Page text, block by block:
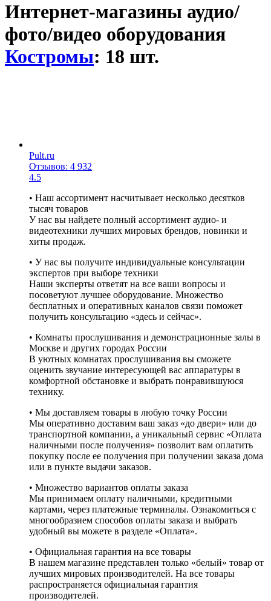
Интернет-магазины аудио/
фото/видео оборудования
Костромы: 18 шт.
Pult.ru
Отзывов: 4 932
4.5
• Наш ассортимент насчитывает несколько десятков
тысяч товаров
У нас вы найдете полный ассортимент аудио- и
видеотехники лучших мировых брендов, новинки и
хиты продаж.
• У нас вы получите индивидуальные консультации
экспертов при выборе техники
Наши эксперты ответят на все ваши вопросы и
посоветуют лучшее оборудование. Множество
бесплатных и оперативных каналов связи поможет
получить консультацию «здесь и сейчас».
• Комнаты прослушивания и демонстрационные залы в
Москве и других городах России
В уютных комнатах прослушивания вы сможете
оценить звучание интересующей вас аппаратуры в
комфортной обстановке и выбрать понравившуюся
технику.
• Мы доставляем товары в любую точку России
Мы оперативно доставим ваш заказ «до двери» или до
транспортной компании, а уникальный сервис «Оплата
наличными после получения» позволит вам оплатить
покупку после ее получения при получении заказа дома
или в пункте выдачи заказов.
• Множество вариантов оплаты заказа
Мы принимаем оплату наличными, кредитными
картами, через платежные терминалы. Ознакомиться с
многообразием способов оплаты заказа и выбрать
удобный вы можете в разделе «Оплата».
• Официальная гарантия на все товары
В нашем магазине представлен только «белый» товар от
лучших мировых производителей. На все товары
распространяется официальная гарантия
производителей.